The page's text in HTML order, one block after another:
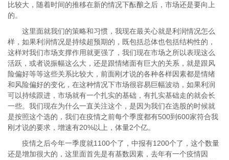
比较大，随着时间的推移在新的情况下酝酿之后，市场还是要向上
的。
这里面就我们的策略和习惯，我现在最关心就是利润情况怎么
样，如果利润情况是持续超预期的，既包括总体也包括结构性的，
这样对我们市场支撑作用就更强了，我们现在市场之所以表现这么
活跃，或者说振幅这么大，还是跟情绪面有巨大的关系，就是跟风
险偏好等等这些关系比较大，前面刚才说的各种各样因素都是情绪
和风险偏好的变化，在这种情况下市场很容易巨幅波动，如果利润
可以持续跟进，市场就有一个扎实的基础，有扎实基础走的就会长
一些。我们现在为什么一直关注这个，是因为我们在选股的时候就
是按照这个选的，我们在疫情之前每个季度都有500到600家符合我
刚才说的要求，增速有20%以上，体量2个亿。
疫情之后今年一季度就1100个了，中报有1200个了，这个数量
还是增加很大的，这里面首先是有基数因素，去年有一个疫情因